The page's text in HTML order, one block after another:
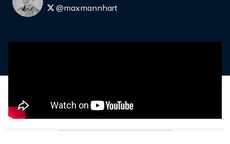
@maxmannhart